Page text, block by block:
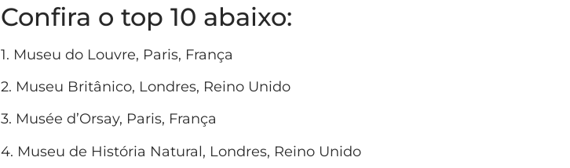
Confira o top 10 abaixo:
1. Museu do Louvre, Paris, França
2. Museu Britânico, Londres, Reino Unido
3. Musée d’Orsay, Paris, França
4. Museu de História Natural, Londres, Reino Unido